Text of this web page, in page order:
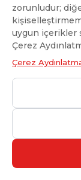
zorunludur;
uygun içerikler
Çerez
Çerez